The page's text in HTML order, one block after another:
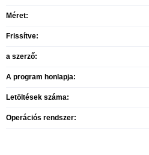
Méret:
Frissítve:
a szerző:
A program honlapja:
Letöltések száma:
Operációs rendszer: